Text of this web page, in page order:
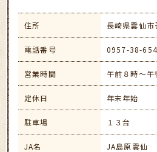
住所 長崎県雲仙
電話番号 0957-38-
営業時間 午前８時～午
定休日 年末年始
駐車場 １３台
JA名 JA島原雲仙